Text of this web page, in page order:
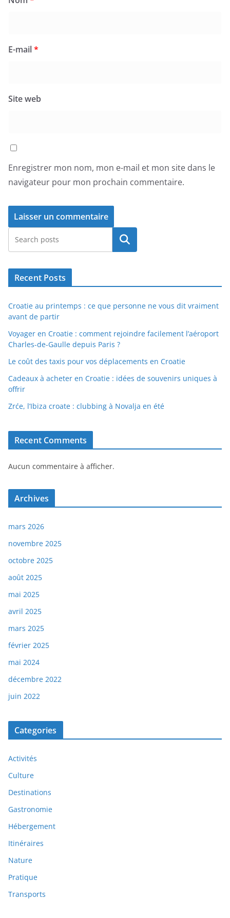
E-mail*
Site web
Enregistrer mon nom, mon e-mail et mon site dans le
navigateur pour mon prochain commentaire.
Rechercher
Recent Posts
Croatie au printemps : ce que personne ne vous dit vraiment
avant de partir
Voyager en Croatie : comment rejoindre facilement l’aéroport
Charles-de-Gaulle depuis Paris ?
Le coût des taxis pour vos déplacements en Croatie
Cadeaux à acheter en Croatie : idées de souvenirs uniques à
offrir
Zrće, l’Ibiza croate : clubbing à Novalja en été
Recent Comments
Aucun commentaire à afficher.
Archives
mars 2026
novembre 2025
octobre 2025
août 2025
mai 2025
avril 2025
mars 2025
février 2025
mai 2024
décembre 2022
juin 2022
Categories
Activités
Culture
Destinations
Gastronomie
Hébergement
Itinéraires
Nature
Pratique
Transports